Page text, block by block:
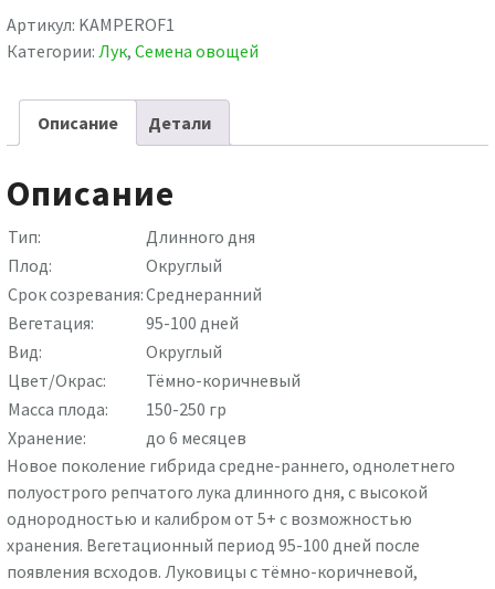
F1
Артикул: KAMPEROF1
Категории: Лук, Семена овощей
Описание Детали
Описание
Тип:
Длинного дня
Плод:
Округлый
Срок созревания:Среднеранний
Вегетация:
95-100 дней
Вид:
Округлый
Цвет/Окрас:
Тёмно-коричневый
Масса плода:
150-250 гр
Хранение:
до 6 месяцев
Новое поколение гибрида средне-раннего, однолетнего
полуострого репчатого лука длинного дня, с высокой
однородностью и калибром от 5+ с возможностью
хранения. Вегетационный период 95-100 дней после
появления всходов. Луковицы с тёмно-коричневой,